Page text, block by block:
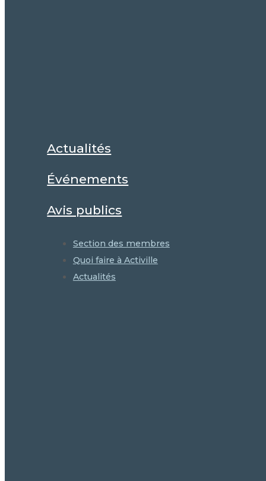
Actualités
Événements
Avis publics
Section des membres
Quoi faire à Activille
Actualités